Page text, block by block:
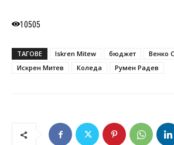
10505
ТАГОВЕ Iskren Mitew бюджет Венко
Искрен Митев
Коледа Румен Радев